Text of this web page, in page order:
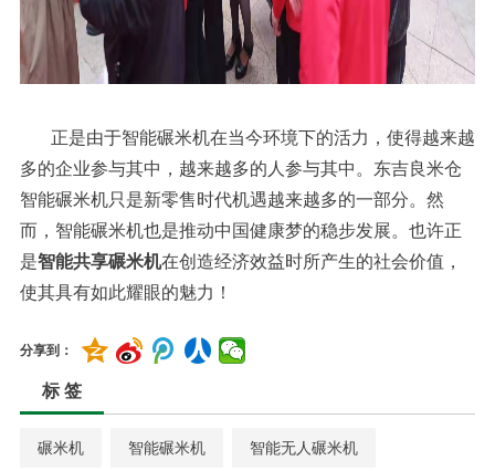
正是由于智能碾米机在当今环境下的活力，使得越来越
多的企业参与其中，越来越多的人参与其中。东吉良米仓
智能碾米机只是新零售时代机遇越来越多的一部分。然
而，智能碾米机也是推动中国健康梦的稳步发展。也许正
是智能共享碾米机在创造经济效益时所产生的社会价值，
使其具有如此耀眼的魅力！
分享到：
标 签
碾米机 智能碾米机 智能无人碾米机